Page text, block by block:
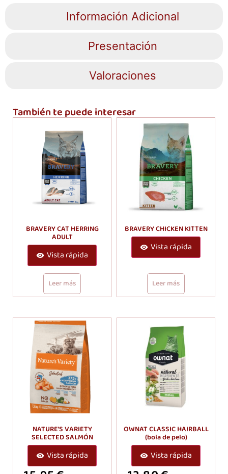
Información Adicional
Presentación
Valoraciones
También te puede interesar
BRAVERY CAT HERRING
ADULT
Vista rápida
Leer más
BRAVERY CHICKEN KITTEN
Vista rápida
Leer más
NATURE’S VARIETY
SELECTED SALMÓN
Vista rápida
OWNAT CLASSIC HAIRBALL
(bola de pelo)
Vista rápida